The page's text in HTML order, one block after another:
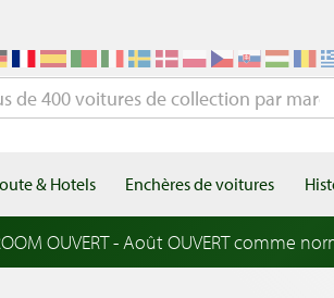
& Hotels Enchères de voitures
OUVERT - Août OUVERT comme